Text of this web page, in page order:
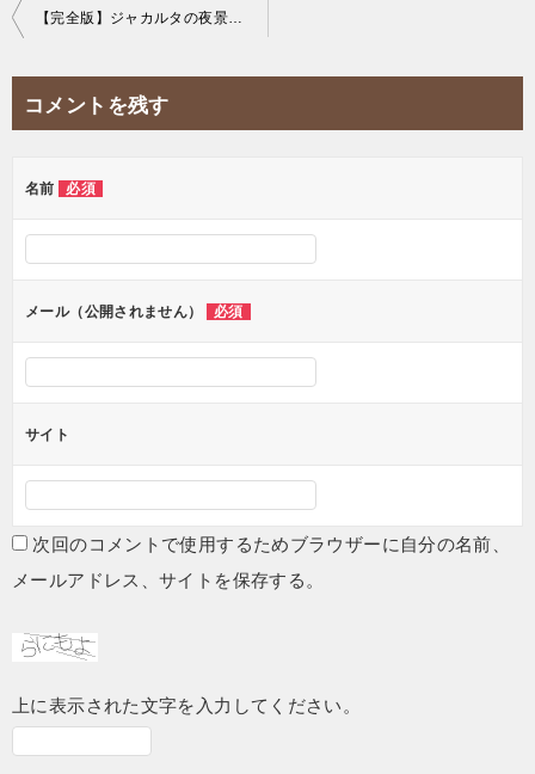
投
ー
ョ
【完全版】ジャカルタの夜景を一望できる20のおすすめスカイバーを紹介！
コメントを残す
名前 必須
メール（公開されません） 必須
サイト
次回のコメントで使用するためブラウザーに自分の名前、
メールアドレス、サイトを保存する。
上に表示された文字を入力してください。